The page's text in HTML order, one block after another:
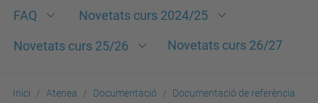
FAQ Novetats curs 2024/25
Novetats curs 25/26 Novetats curs 26/27
Inici Atenea Documentació
Documentació de referència